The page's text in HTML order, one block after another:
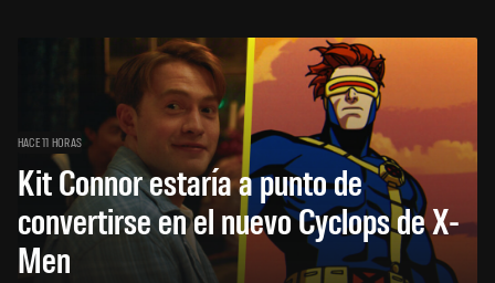
HACE 11 HORAS
Kit Connor estaría a punto de
convertirse en el nuevo Cyclops de X-
Men